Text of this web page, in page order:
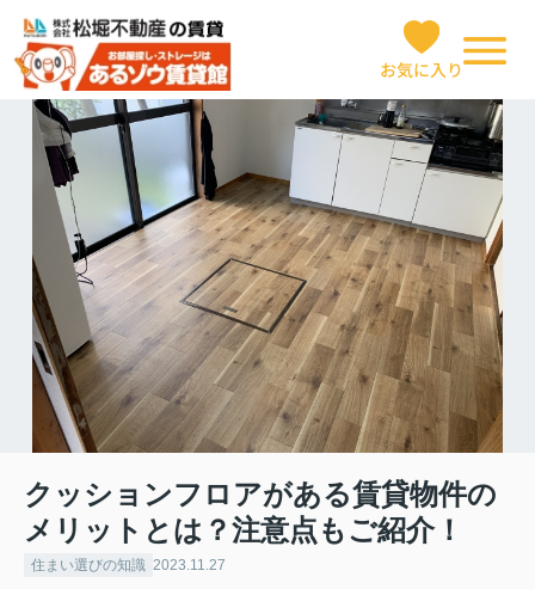
お気に入り
クッションフロアがある賃貸物件の
メリットとは？注意点もご紹介！
住まい選びの知識 2023.11.27